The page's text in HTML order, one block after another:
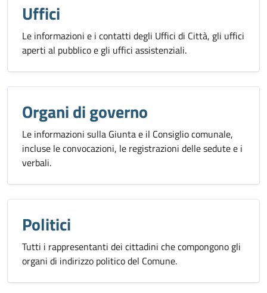
Uffici
Le informazioni e i contatti degli Uffici di Città, gli uffici
aperti al pubblico e gli uffici assistenziali.
Organi di governo
Le informazioni sulla Giunta e il Consiglio comunale,
incluse le convocazioni, le registrazioni delle sedute e i
verbali.
Politici
Tutti i rappresentanti dei cittadini che compongono gli
organi di indirizzo politico del Comune.